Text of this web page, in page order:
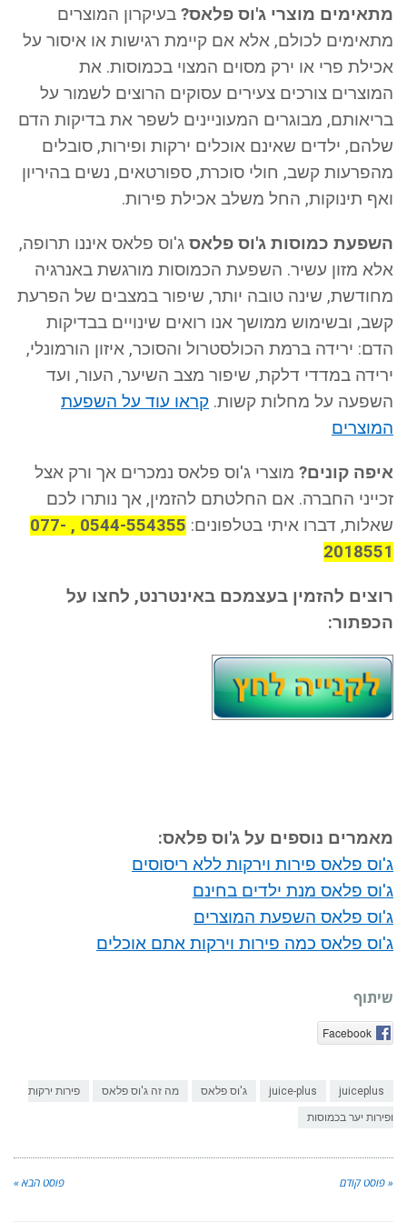
מתאימים מוצרי ג'וס פלאס? בעיקרון המוצרים
מתאימים לכולם, אלא אם קיימת רגישות או איסור על
אכילת פרי או ירק מסוים המצוי בכמוסות. את
המוצרים צורכים צעירים עסוקים הרוצים לשמור על
בריאותם, מבוגרים המעוניינים לשפר את בדיקות הדם
שלהם, ילדים שאינם אוכלים ירקות ופירות, סובלים
מהפרעות קשב, חולי סוכרת, ספורטאים, נשים בהיריון
ואף תינוקות, החל משלב אכילת פירות.
השפעת כמוסות ג'וס פלאס ג'וס פלאס איננו תרופה,
אלא מזון עשיר. השפעת הכמוסות מורגשת באנרגיה
מחודשת, שינה טובה יותר, שיפור במצבים של הפרעת
קשב, ובשימוש ממושך אנו רואים שינויים בבדיקות
הדם: ירידה ברמת הכולסטרול והסוכר, איזון הורמונלי,
ירידה במדדי דלקת, שיפור מצב השיער, העור, ועד
השפעה על מחלות קשות. קראו עוד על השפעת
המוצרים
איפה קונים? מוצרי ג'וס פלאס נמכרים אך ורק אצל
זכייני החברה. אם החלטתם להזמין, אך נותרו לכם
שאלות, דברו איתי בטלפונים:
0544-554355 , 077-
2018551
רוצים להזמין בעצמכם באינטרנט, לחצו על
הכפתור:
מאמרים נוספים על ג'וס פלאס:
ג'וס פלאס פירות וירקות ללא ריסוסים
ג'וס פלאס מנת ילדים בחינם
ג'וס פלאס השפעת המוצרים
ג'וס פלאס כמה פירות וירקות אתם אוכלים
שיתוף
Facebook
juice-plus juiceplus ג'וס פלאס מה זה ג'וס פלאס פירות ירקות
ופירות יער בכמוסות
« פוסט קודם פוסט הבא »